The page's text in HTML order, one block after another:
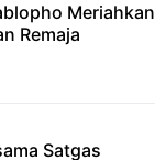
Meriahkan
Remaja
Satgas